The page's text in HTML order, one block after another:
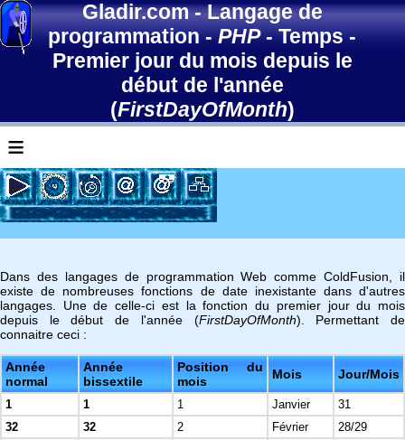
Gladir.com-Langage de
programmation-PHP-Temps-
Premier jour du mois depuis le
début de l'année
(FirstDayOfMonth)
≡
Dans des langages de programmation Web comme ColdFusion, il
existe de nombreuses fonctions de date inexistante dans d'autres
langages. Une de celle-ci est la fonction du premier jour du mois
depuis le début de l'année (FirstDayOfMonth). Permettant de
connaitre ceci :
Année
normal
Année
bissextile
Position du
mois
Mois Jour/Mois
1 1 1 Janvier
31
32
32 2 Février
28/29